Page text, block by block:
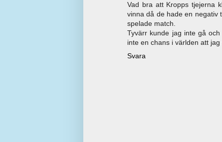
Vad bra att Kropps tjejerna
vinna då de hade en negativ
spelade match.
Tyvärr kunde jag inte gå
inte en chans i världen att
Svara